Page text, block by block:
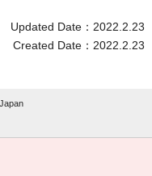
Updated Date：2022.2.23
Created Date：2022.2.23